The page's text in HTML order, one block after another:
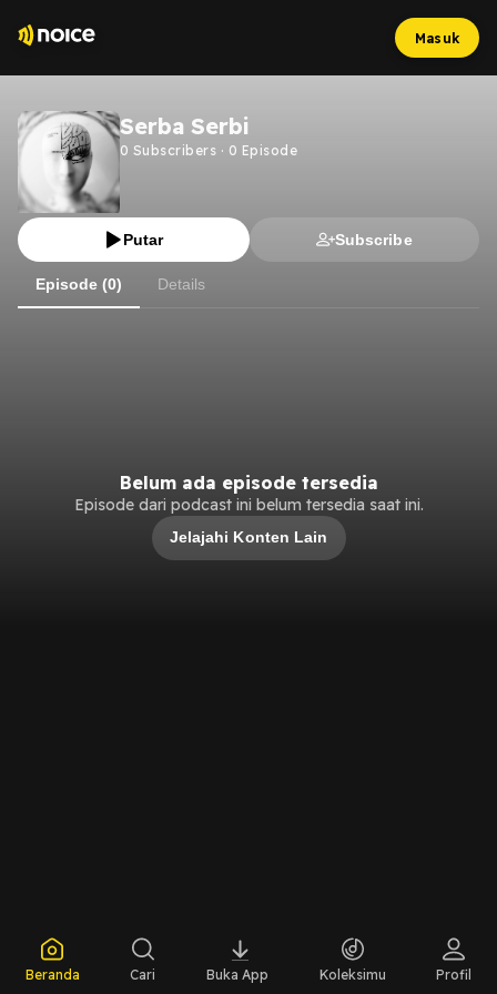
Masuk
Serba Serbi
0 Subscribers · 0 Episode
Putar Subscribe
Episode (0) Details
Belum ada episode tersedia
Episode dari podcast ini belum tersedia saat ini.
Jelajahi Konten Lain
Beranda Cari Buka App Koleksimu Profil